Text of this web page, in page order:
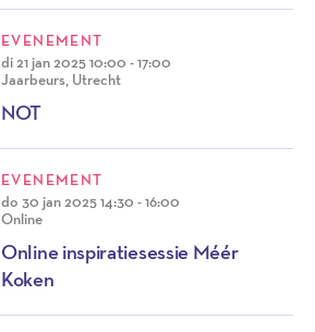
EVENEMENT
di 21 jan 202510:00 - 17:00
Jaarbeurs, Utrecht
NOT
EVENEMENT
do 30 jan 202514:30 - 16:00
Online
Online inspiratiesessie Méér
Koken